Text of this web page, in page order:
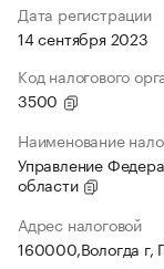
Дата регистрации
14 сентября 2023
Код налогового
3500
Наименование
Управление
области
Адрес налоговой
160000,Вологда г,